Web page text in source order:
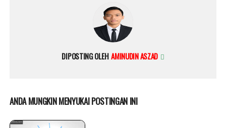
DIPOSTING OLEH AMINUDIN ASZAD
ANDA MUNGKIN MENYUKAI POSTINGAN INI